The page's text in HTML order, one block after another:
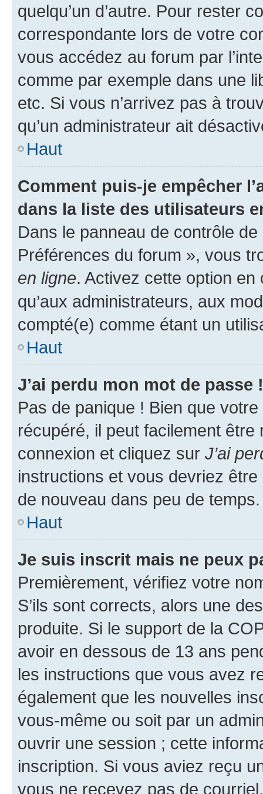
quelqu’un d’autre. Pour rester
correspondante lors de votre
vous accédez au forum par
comme par exemple dans une
etc. Si vous n’arrivez pas à
qu’un administrateur ait
Haut
Comment puis-je empêcher
dans la liste des utilisateurs
Dans le panneau de contrôle
Préférences du forum », vous
en ligne. Activez cette option
qu’aux administrateurs, aux
compté(e) comme étant un
Haut
J’ai perdu mon mot de passe !
Pas de panique ! Bien que
récupéré, il peut facilement
connexion et cliquez sur J’ai
instructions et vous devriez
de nouveau dans peu de temps.
Haut
Je suis inscrit mais ne peux
Premièrement, vérifiez votre
S’ils sont corrects, alors une
produite. Si le support de la
avoir en dessous de 13 ans
les instructions que vous avez
également que les nouvelles
vous-même ou soit par un
ouvrir une session ; cette
inscription. Si vous aviez reçu
vous ne recevez pas de